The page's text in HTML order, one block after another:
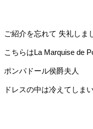
ご紹介を忘れて 失礼しま
こちらはLa Marquise de
ポンパドール侯爵夫人
ドレスの中は冷えてしま